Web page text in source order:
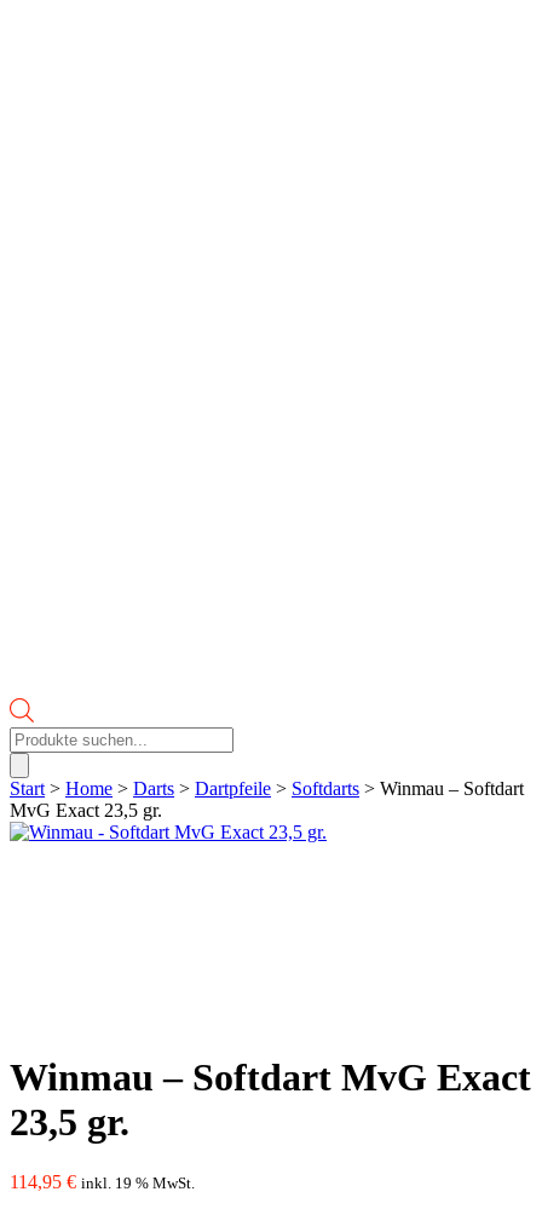
Products
search
Start > Home > Darts > Dartpfeile > Softdarts > Winmau – Softdart
MvG Exact 23,5 gr.
Winmau – Softdart MvG Exact
23,5 gr.
114,95 € inkl. 19 % MwSt.